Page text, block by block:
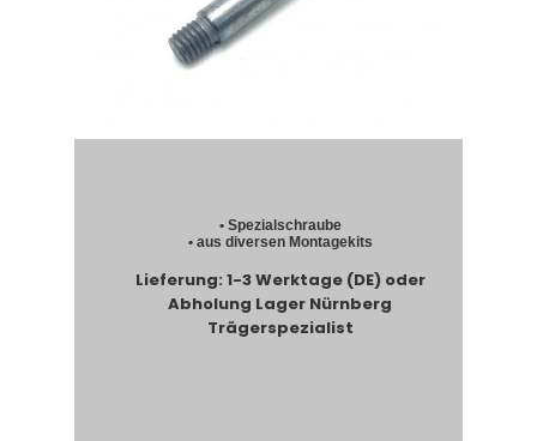
• Spezialschraube
• aus diversen Montagekits
Lieferung: 1-3 Werktage (DE) oder
Abholung Lager Nürnberg
Trägerspezialist